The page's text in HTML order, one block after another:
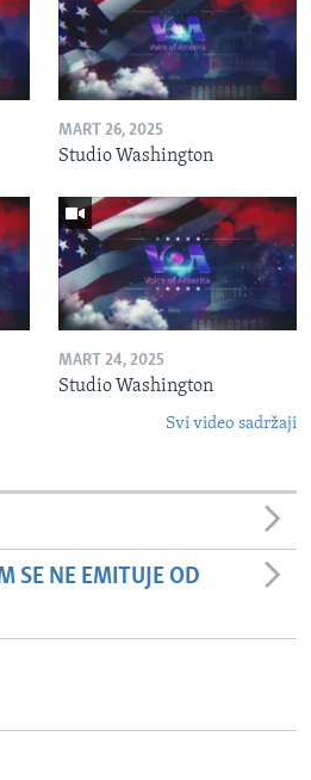
MART 26, 2025
Studio Washington
MART 24, 2025
Studio Washington
Svi video sadržaji
SE NE EMITUJE OD